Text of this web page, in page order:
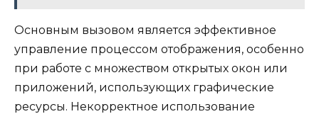
Основным вызовом является эффективное
управление процессом отображения, особенно
при работе с множеством открытых окон или
приложений, использующих графические
ресурсы. Некорректное использование